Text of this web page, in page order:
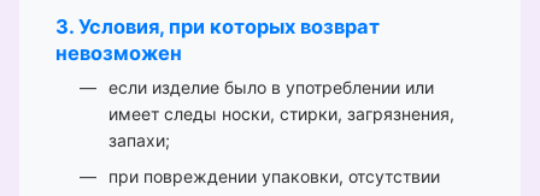
3. Условия, при которых возврат
невозможен
если изделие было в употреблении или
имеет следы носки, стирки, загрязнения,
запахи;
при повреждении упаковки, отсутствии